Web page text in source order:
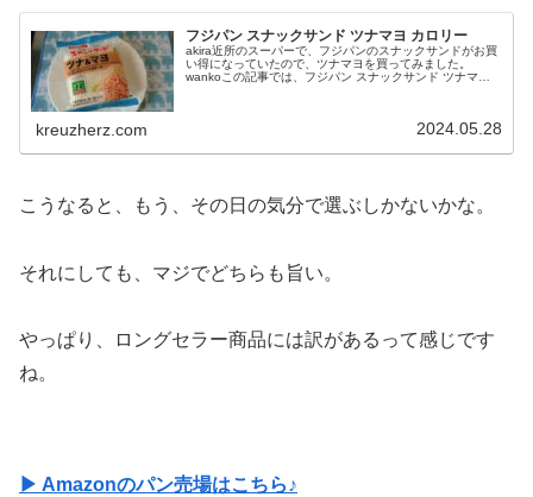
フジパン スナックサンド ツナマヨ カロリー
akira近所のスーパーで、フジパンのスナックサンドがお買
い得になっていたので、ツナマヨを買ってみました。
wankoこの記事では、フジパン スナックサンド ツナマヨ
kreuzherz.com 2024.05.28
こうなると、もう、その日の気分で選ぶしかないかな。
それにしても、マジでどちらも旨い。
やっぱり、ロングセラー商品には訳があるって感じです
ね。
▶ Amazonのパン売場はこちら♪